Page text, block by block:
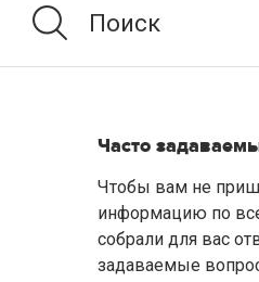
Часто
Чтобы вам не
информацию по
собрали для вас
задаваемые